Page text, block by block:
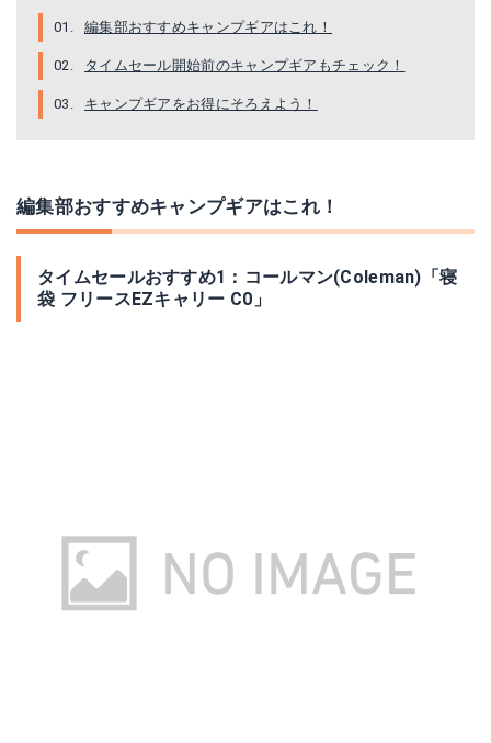
編集部おすすめキャンプギアはこれ！
タイムセール開始前のキャンプギアもチェック！
キャンプギアをお得にそろえよう！
編集部おすすめキャンプギアはこれ！
タイムセールおすすめ1：コールマン(Coleman)「寝
袋 フリースEZキャリー C0」